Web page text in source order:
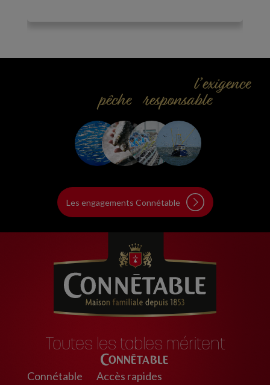
l’exigence
pêche responsable
Les engagements Connétable
Connétable Accès rapides
Toutes les tables méritent
Connétable